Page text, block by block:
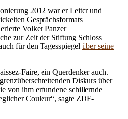
2012 war er Leiter und
Gesprächsformats
Volker Panzer
zur Zeit der Stiftung Schloss
für den Tagesspiegel über seine
Faire, ein Querdenker auch.
Diskurs über
von ihm erfundene schillernde
Couleur“, sagte ZDF-